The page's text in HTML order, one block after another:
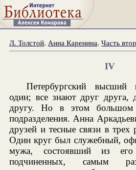
Л. Толстой. Анна Каренина.Часть
IV
Петербургский высший
один; все знают друг друга,
другу. Но в этом большом
подразделения. Анна
друзей и тесные связи в трех
Один круг был служебный,
мужа, состоявший из
подчиненных, самым